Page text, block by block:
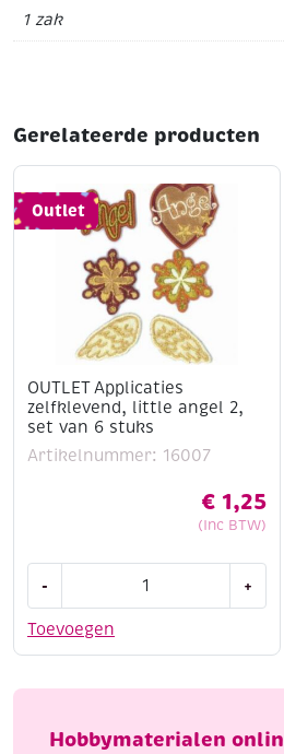
1 zak
Gerelateerde producten
Outlet
OUTLET Applicaties
zelfklevend, little angel 2,
set van 6 stuks
Artikelnummer: 16007
€ 1,25
(Inc BTW)
Toevoegen
-
zelfklevend,
2,
van
+
Hobbymaterialen